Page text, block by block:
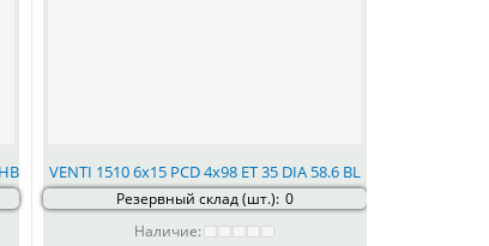
VENTI 1510 6x15 PCD 4x98 ET 35 DIA 58.6 BL
Резервный склад (шт.): 0
Наличие: